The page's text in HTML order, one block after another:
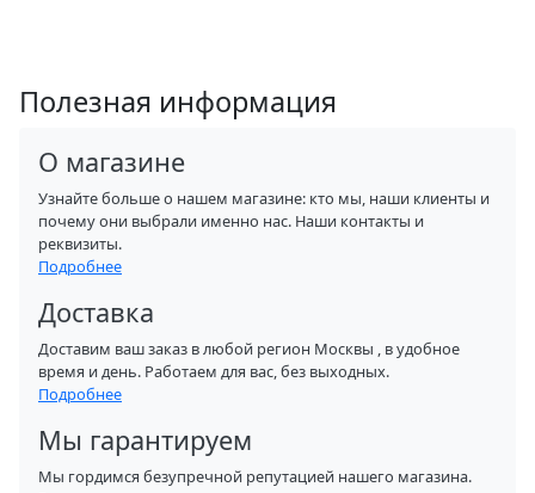
Полезная информация
О магазине
Узнайте больше о нашем магазине: кто мы, наши клиенты и
почему они выбрали именно нас. Наши контакты и
реквизиты.
Подробнее
Доставка
Доставим ваш заказ в любой регион Москвы , в удобное
время и день. Работаем для вас, без выходных.
Подробнее
Мы гарантируем
Мы гордимся безупречной репутацией нашего магазина.